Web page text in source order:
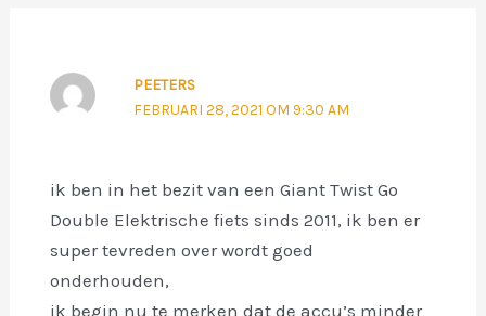
PEETERS
FEBRUARI 28, 2021 OM 9:30 AM
ik ben in het bezit van een Giant Twist Go
Double Elektrische fiets sinds 2011, ik ben er
super tevreden over wordt goed
onderhouden,
ik begin nu te merken dat de accu’s minder